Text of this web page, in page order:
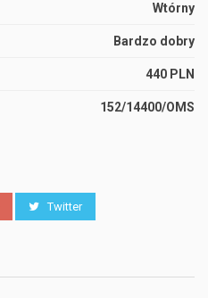
Wtórny
Bardzo dobry
440 PLN
152/14400/OMS
Twitter